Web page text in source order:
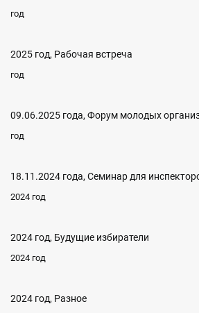
год
2025 год, Рабочая встреча
год
09.06.2025 года, Форум молодых
год
18.11.2024 года, Семинар для
2024 год
2024 год, Будущие избиратели
2024 год
2024 год, Разное